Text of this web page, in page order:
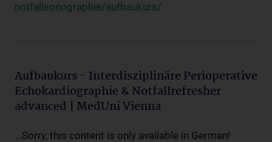
notfallsonographie/aufbaukurs/
Aufbaukurs - Interdisziplinäre Perioperative
Echokardiographie & Notfallrefresher
advanced | MedUni Vienna
...Sorry, this content is only available in German!